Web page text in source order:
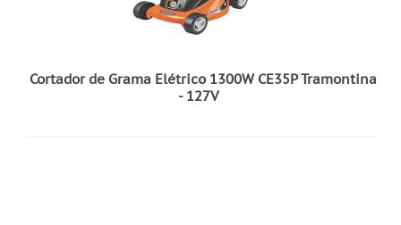
Cortador de Grama Elétrico 1300W CE35P Tramontina
- 127V